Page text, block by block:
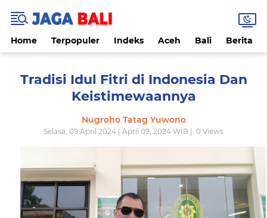
Home Terpopuler Indeks Aceh Bali Berita
Tradisi Idul Fitri di Indonesia Dan
Keistimewaannya
Nugroho Tatag Yuwono
Selasa, 09 April 2024 | April 09, 2024 WIB | 0 Views